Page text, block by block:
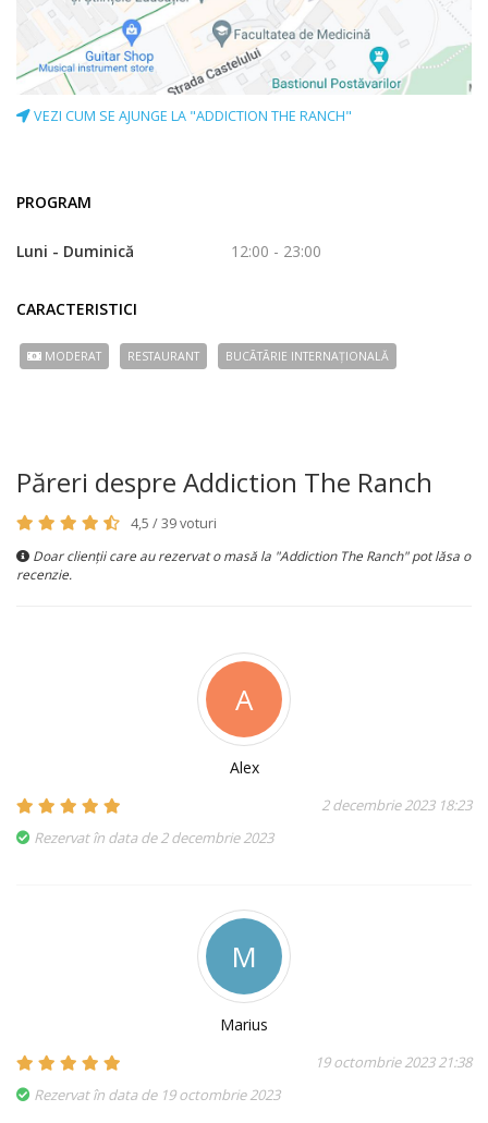
VEZI CUM SE AJUNGE LA "ADDICTION THE RANCH"
PROGRAM
Luni - Duminică 12:00 - 23:00
CARACTERISTICI
MODERAT RESTAURANT BUCÃTÃRIE INTERNAȚIONALĂ
Păreri despre Addiction The Ranch
4,5 / 39 voturi
Doar clienții care au rezervat o masă la "Addiction The Ranch" pot lăsa o
recenzie.
A
Alex
2 decembrie 2023 18:23
Rezervat în data de 2 decembrie 2023
M
Marius
19 octombrie 2023 21:38
Rezervat în data de 19 octombrie 2023